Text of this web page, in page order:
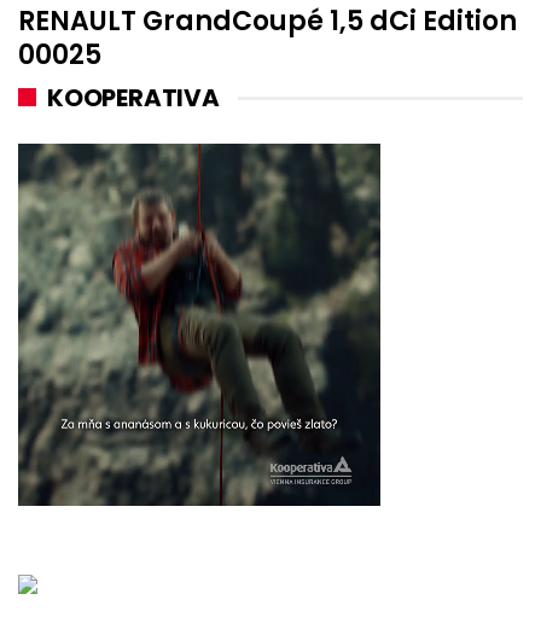
RENAULT GrandCoupé 1,5 dCi Edition
00025
KOOPERATIVA